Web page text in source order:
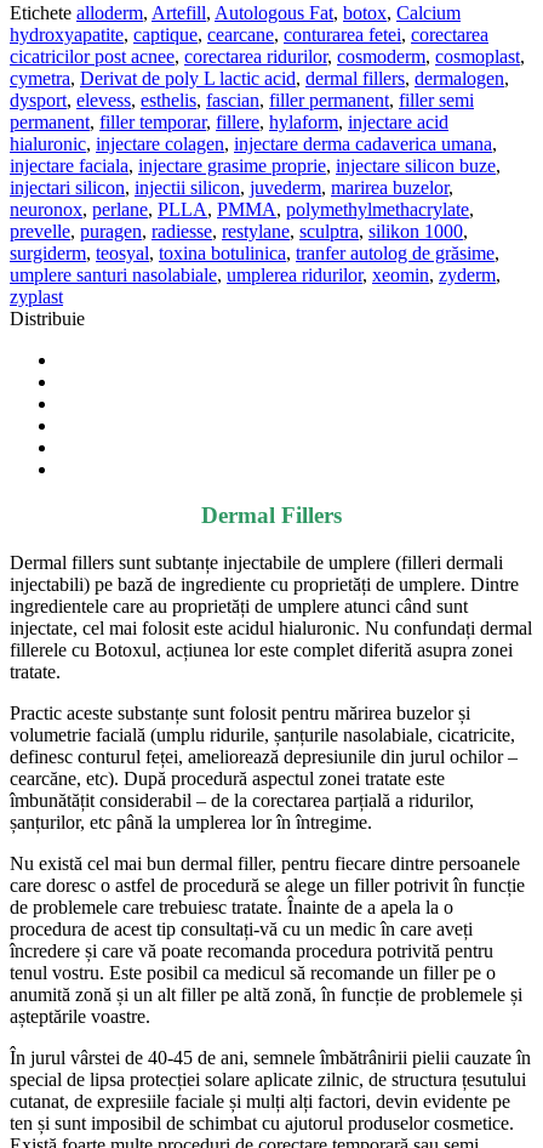
Etichete alloderm, Artefill, Autologous Fat, botox, Calcium
hydroxyapatite, captique, cearcane, conturarea fetei, corectarea
cicatricilor post acnee, corectarea ridurilor, cosmoderm, cosmoplast,
cymetra, Derivat de poly L lactic acid, dermal fillers, dermalogen,
dysport, elevess, esthelis, fascian, filler permanent, filler semi
permanent, filler temporar, fillere, hylaform, injectare acid
hialuronic, injectare colagen, injectare derma cadaverica umana,
injectare faciala, injectare grasime proprie, injectare silicon buze,
injectari silicon, injectii silicon, juvederm, marirea buzelor,
neuronox, perlane, PLLA, PMMA, polymethylmethacrylate,
prevelle, puragen, radiesse, restylane, sculptra, silikon 1000,
surgiderm, teosyal, toxina botulinica, tranfer autolog de grăsime,
umplere santuri nasolabiale, umplerea ridurilor, xeomin, zyderm,
zyplast
Distribuie
Dermal Fillers
Dermal fillers sunt subtanțe injectabile de umplere (filleri dermali
injectabili) pe bază de ingrediente cu proprietăți de umplere. Dintre
ingredientele care au proprietăți de umplere atunci când sunt
injectate, cel mai folosit este acidul hialuronic. Nu confundați dermal
fillerele cu Botoxul, acțiunea lor este complet diferită asupra zonei
tratate.
Practic aceste substanțe sunt folosit pentru mărirea buzelor și
volumetrie facială (umplu ridurile, șanțurile nasolabiale, cicatricite,
definesc conturul feței, ameliorează depresiunile din jurul ochilor –
cearcăne, etc). După procedură aspectul zonei tratate este
îmbunătățit considerabil – de la corectarea parțială a ridurilor,
șanțurilor, etc până la umplerea lor în întregime.
Nu există cel mai bun dermal filler, pentru fiecare dintre persoanele
care doresc o astfel de procedură se alege un filler potrivit în funcție
de problemele care trebuiesc tratate. Înainte de a apela la o
procedura de acest tip consultați-vă cu un medic în care aveți
încredere și care vă poate recomanda procedura potrivită pentru
tenul vostru. Este posibil ca medicul să recomande un filler pe o
anumită zonă și un alt filler pe altă zonă, în funcție de problemele și
așteptările voastre.
În jurul vârstei de 40-45 de ani, semnele îmbătrânirii pielii cauzate în
special de lipsa protecției solare aplicate zilnic, de structura țesutului
cutanat, de expresiile faciale și mulți alți factori, devin evidente pe
ten și sunt imposibil de schimbat cu ajutorul produselor cosmetice.